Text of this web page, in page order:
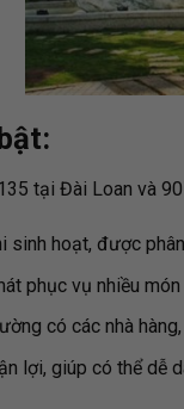
tại Đài Loan và
sinh hoạt, được
phục vụ nhiều
có các nhà
lợi, giúp có thể dễ